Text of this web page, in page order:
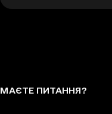
МАЄТЕ ПИТАННЯ?